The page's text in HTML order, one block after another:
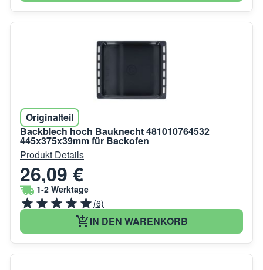
Originalteil
Backblech hoch Bauknecht 481010764532
445x375x39mm für Backofen
Produkt Details
26,09 €
1-2 Werktage
(6)
IN DEN WARENKORB